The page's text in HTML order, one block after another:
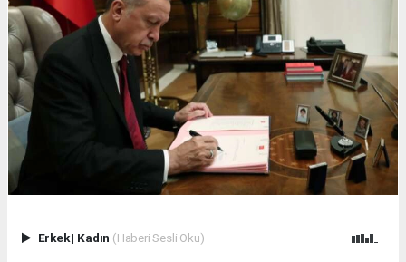
Erkek| Kadın (Haberi Sesli Oku)